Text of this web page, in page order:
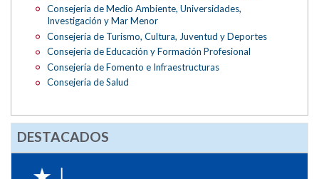
Consejería de Medio Ambiente, Universidades,
Investigación y Mar Menor
Consejería de Turismo, Cultura, Juventud y Deportes
Consejería de Educación y Formación Profesional
Consejería de Fomento e Infraestructuras
Consejería de Salud
DESTACADOS